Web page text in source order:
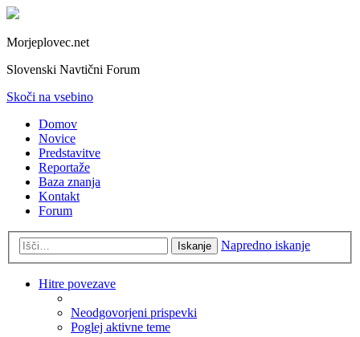
Morjeplovec.net
Slovenski Navtični Forum
Skoči na vsebino
Domov
Novice
Predstavitve
Reportaže
Baza znanja
Kontakt
Forum
Iskanje Napredno iskanje
Hitre povezave
Neodgovorjeni prispevki
Poglej aktivne teme